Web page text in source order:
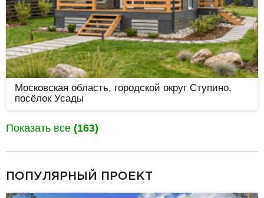
Московская область, городской округ Ступино,
посёлок Усады
Показать все (163)
ПОПУЛЯРНЫЙ ПРОЕКТ